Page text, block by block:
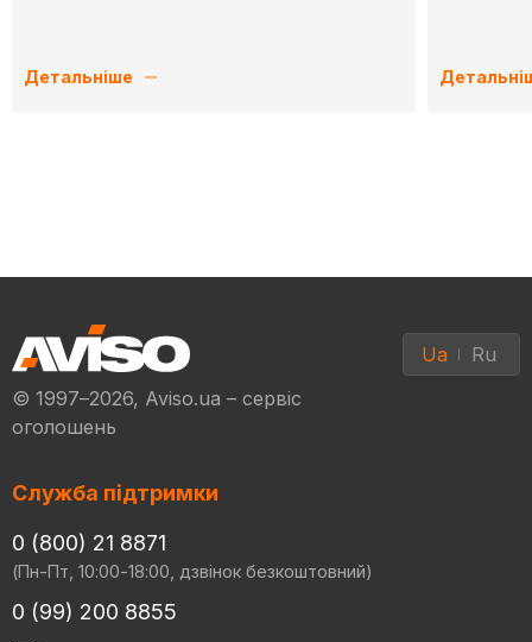
Детальніше
© 1997–2026, Aviso.ua – сервіс
оголошень
Ua Ru
Служба підтримки
0 (800) 21 8871
(Пн-Пт, 10:00-18:00, дзвінок безкоштовний)
0 (99) 200 8855